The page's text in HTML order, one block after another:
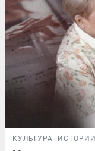
КУЛЬТУРА ИСТОРИИ